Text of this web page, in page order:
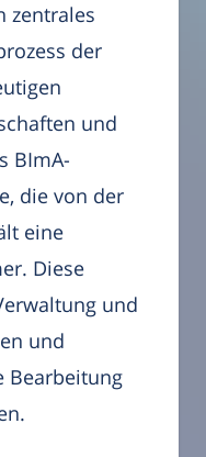
zentrales
der
und
BImA-
die von der
eine
Diese
und
und
Bearbeitung